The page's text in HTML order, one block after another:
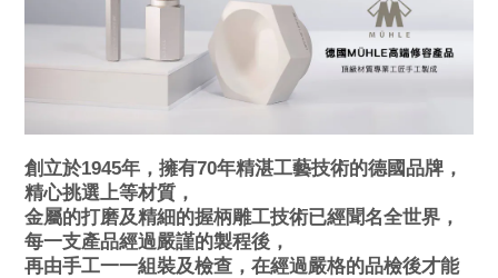
創立於1945年，擁有70年精湛工藝技術的德國品牌，
精心挑選上等材質，
金屬的打磨及精細的握柄雕工技術已經聞名全世界，
每一支產品經過嚴謹的製程後，
再由手工一一組裝及檢查，在經過嚴格的品檢後才能